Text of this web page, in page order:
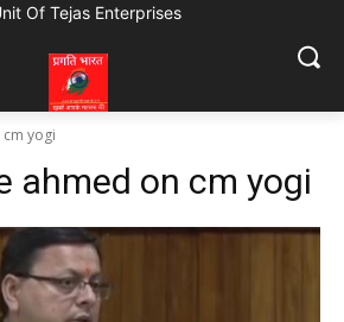
Of Tejas Enterprises
yogi
ahmed on cm yogi